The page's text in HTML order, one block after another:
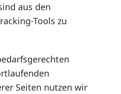
aus den
Tools zu
Seiten nutzen wir